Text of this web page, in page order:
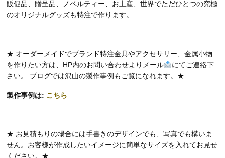
販促品、贈呈品、ノベルティー、お土産、世界でただひとつの究極
のオリジナルグッズも特注で作ります。
★ オーダーメイドでブランド特注金具やアクセサリー、金属小物
を作りたい方は、HP内のお問い合わせよりメール
にてご連絡下
さい。 ブログでは沢山の製作事例もご覧になれます。★
製作事例は: こちら
★ お見積もりの場合には手書きのデザインでも、写真でも構いま
せん。お客様が作成したいイメージに簡単なサイズを入れてお見せ
ください。★